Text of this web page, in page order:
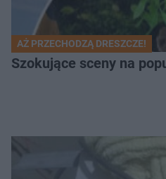
AŻ PRZECHODZĄ DRESZCZE!
Szokujące sceny na